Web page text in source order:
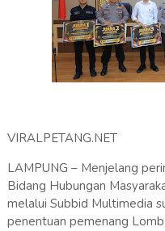
VIRALPETANG.NET
LAMPUNG – Menjelang
Bidang Hubungan
melalui Subbid Multimedia
penentuan pemenang